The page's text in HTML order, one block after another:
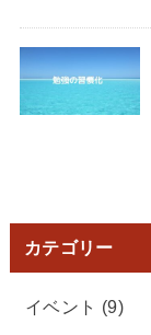
カテゴリー
イベント (9)